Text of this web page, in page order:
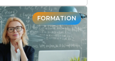
FORMATION